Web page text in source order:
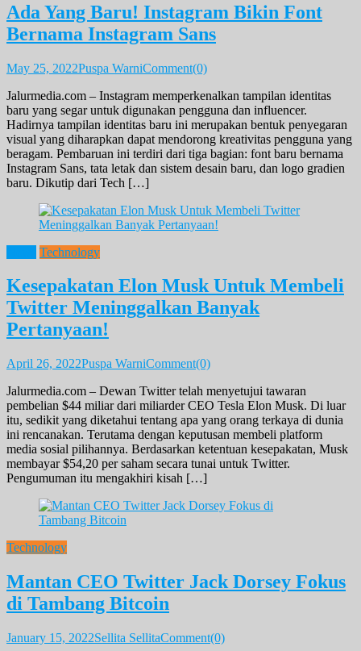
Ada Yang Baru! Instagram Bikin Font
Bernama Instagram Sans
May 25, 2022Puspa WarniComment(0)
Jalurmedia.com – Instagram memperkenalkan tampilan identitas
baru yang segar untuk digunakan pengguna dan influencer.
Hadirnya tampilan identitas baru ini merupakan bentuk penyegaran
visual yang diharapkan dapat mendorong kreativitas pengguna yang
beragam. Pembaruan ini terdiri dari tiga bagian: font baru bernama
Instagram Sans, tata letak dan sistem desain baru, dan logo gradien
baru. Dikutip dari Tech […]
Technology
Kesepakatan Elon Musk Untuk Membeli
Twitter Meninggalkan Banyak
Pertanyaan!
April 26, 2022Puspa WarniComment(0)
Jalurmedia.com – Dewan Twitter telah menyetujui tawaran
pembelian $44 miliar dari miliarder CEO Tesla Elon Musk. Di luar
itu, sedikit yang diketahui tentang apa yang orang terkaya di dunia
ini rencanakan. Terutama dengan keputusan membeli platform
media sosial pilihannya. Berdasarkan ketentuan kesepakatan, Musk
membayar $54,20 per saham secara tunai untuk Twitter.
Pengumuman itu mengakhiri kisah […]
Technology
Mantan CEO Twitter Jack Dorsey Fokus
di Tambang Bitcoin
January 15, 2022Sellita SellitaComment(0)